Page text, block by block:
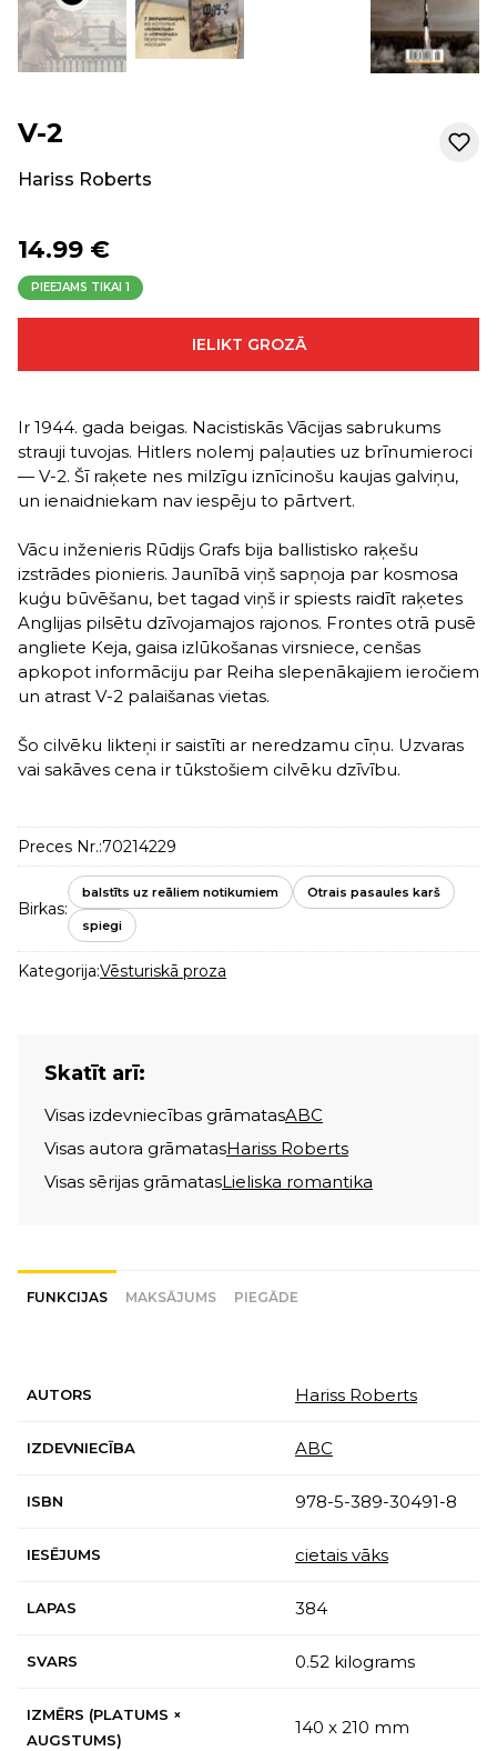
V-2
Hariss Roberts
14.99 €
PIEEJAMS TIKAI 1
IELIKT GROZĀ
Ir 1944. gada beigas. Nacistiskās Vācijas sabrukums
strauji tuvojas. Hitlers nolemj paļauties uz brīnumieroci
— V-2. Šī raķete nes milzīgu iznīcinošu kaujas galviņu,
un ienaidniekam nav iespēju to pārtvert.
Vācu inženieris Rūdijs Grafs bija ballistisko raķešu
izstrādes pionieris. Jaunībā viņš sapņoja par kosmosa
kuģu būvēšanu, bet tagad viņš ir spiests raidīt raķetes
Anglijas pilsētu dzīvojamajos rajonos. Frontes otrā pusē
angliete Keja, gaisa izlūkošanas virsniece, cenšas
apkopot informāciju par Reiha slepenākajiem ieročiem
un atrast V-2 palaišanas vietas.
Šo cilvēku likteņi ir saistīti ar neredzamu cīņu. Uzvaras
vai sakāves cena ir tūkstošiem cilvēku dzīvību.
Preces Nr.:70214229
Birkas:
balstīts uz reāliem notikumiem Otrais pasaules karš
spiegi
Kategorija:Vēsturiskā proza
Skatīt arī:
Visas izdevniecības grāmatasABC
Visas autora grāmatasHariss Roberts
Visas sērijas grāmatasLieliska romantika
FUNKCIJAS MAKSĀJUMS PIEGĀDE
AUTORS Hariss Roberts
IZDEVNIECĪBA ABC
ISBN 978-5-389-30491-8
IESĒJUMS cietais vāks
LAPAS 384
SVARS 0.52 kilograms
IZMĒRS (PLATUMS ×
AUGSTUMS)
140 x 210 mm